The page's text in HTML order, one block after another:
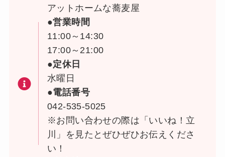
アットホームな蕎麦屋
●営業時間
11:00～14:30
17:00～21:00
●定休日
水曜日
●電話番号
042-535-5025
※お問い合わせの際は「いいね！立
川」を見たとぜひぜひお伝えくださ
い！